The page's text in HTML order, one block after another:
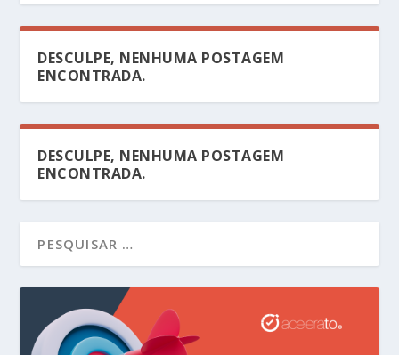
DESCULPE, NENHUMA POSTAGEM
ENCONTRADA.
DESCULPE, NENHUMA POSTAGEM
ENCONTRADA.